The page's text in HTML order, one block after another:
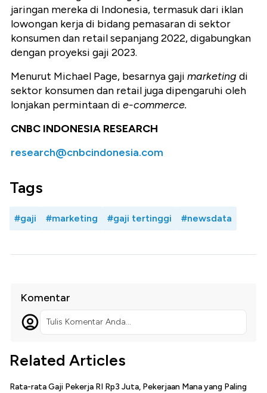
jaringan mereka di Indonesia, termasuk dari iklan
lowongan kerja di bidang pemasaran di sektor
konsumen dan retail sepanjang 2022, digabungkan
dengan proyeksi gaji 2023.
Menurut Michael Page, besarnya gaji marketing di
sektor konsumen dan retail juga dipengaruhi oleh
lonjakan permintaan di e-commerce.
CNBC INDONESIA RESEARCH
research@cnbcindonesia.com
Tags
#gaji #marketing #gaji tertinggi #newsdata
Komentar
Tulis Komentar Anda...
Related Articles
Rata-rata Gaji Pekerja RI Rp3 Juta, Pekerjaan Mana yang Paling